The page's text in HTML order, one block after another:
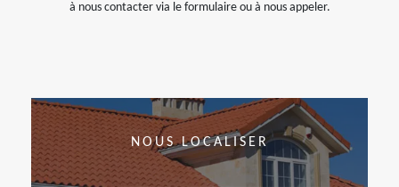
à nous contacter via le formulaire ou à nous appeler.
NOUS LOCALISER